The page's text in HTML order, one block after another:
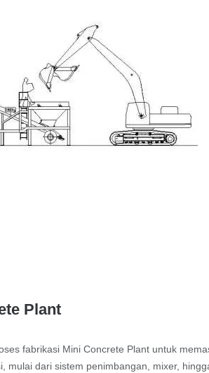
Plant
fabrikasi Mini Concrete Plant untuk
mulai dari sistem penimbangan, mixer,